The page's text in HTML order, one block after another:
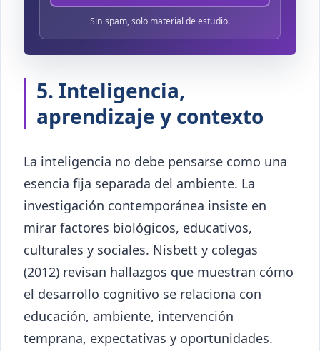
Sin spam, solo material de estudio.
5. Inteligencia,
aprendizaje y contexto
La inteligencia no debe pensarse como una
esencia fija separada del ambiente. La
investigación contemporánea insiste en
mirar factores biológicos, educativos,
culturales y sociales. Nisbett y colegas
(2012) revisan hallazgos que muestran cómo
el desarrollo cognitivo se relaciona con
educación, ambiente, intervención
temprana, expectativas y oportunidades.